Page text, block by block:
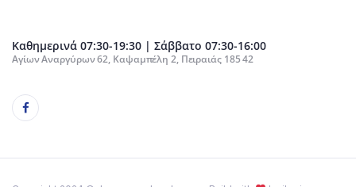
Καθημερινά 07:30-19:30 | Σάββατο 07:30-16:00
Αγίων Αναργύρων 62, Καψαμπέλη 2, Πειραιάς 185 42